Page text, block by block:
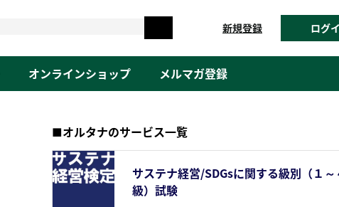
新規登録 ログ
オンラインショップ メルマガ登録
■オルタナのサービス一覧
サステナ経営/SDGsに関する級別（１～
級）試験